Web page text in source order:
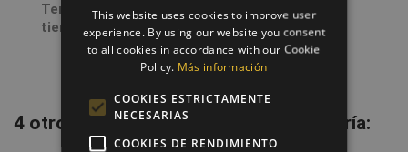
Tenedlo en cuenta a la hora de calcular el
tiempo de envío.
4 otros productos en la misma categoría:
This website uses cookies to improve user
experience. By using our website you consent
to all cookies in accordance with our Cookie
Policy. Más información
COOKIES ESTRICTAMENTE
NECESARIAS
COOKIES DE RENDIMIENTO